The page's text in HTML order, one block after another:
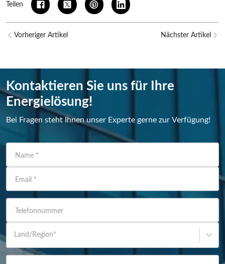
Teilen
Vorheriger Artikel Nächster Artikel
Kontaktieren Sie uns für Ihre
Energielösung!
Bei Fragen steht Ihnen unser Experte gerne zur Verfügung!
Name *
Email *
Telefonnummer
Land/Region*